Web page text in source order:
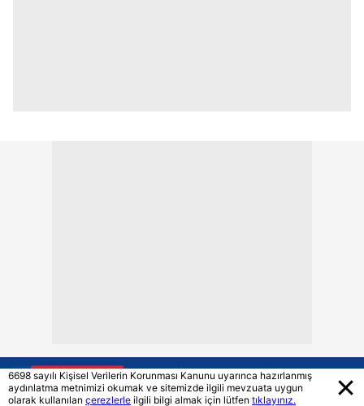
6698 sayılı Kişisel Verilerin Korunması Kanunu uyarınca hazırlanmış
aydınlatma metnimizi okumak ve sitemizde ilgili mevzuata uygun
olarak kullanılan çerezlerle ilgili bilgi almak için lütfen tıklayınız.